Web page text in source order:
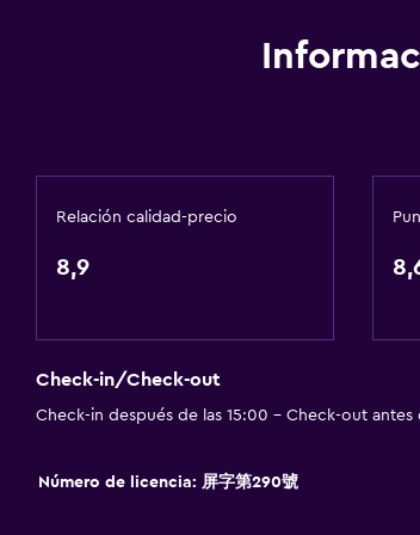
Relación calidad-precio
8,9
Check-in/Check-out
Check-in después de las 15:00 - Check-out antes
Número de licencia: 屏字第290號